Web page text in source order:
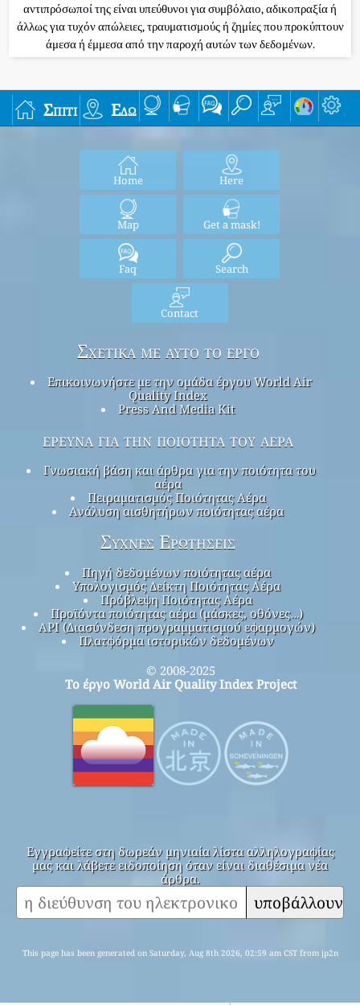
αντιπρόσωποί της είναι υπεύθυνοι για συμβόλαιο, αδικοπραξία ή
άλλως για τυχόν απώλειες, τραυματισμούς ή ζημίες που προκύπτουν
άμεσα ή έμμεσα από την παροχή αυτών των δεδομένων.
Σπίτι Εδώ
Home Here
Map Get a mask!
Faq Search
Contact
Σχετικά με αυτό το έργο
Επικοινωνήστε με την ομάδα έργου World Air
Quality Index
Press And Media Kit
έρευνα για την ποιότητα του αέρα
Γνωσιακή βάση και άρθρα για την ποιότητα του
αέρα
Πειραματισμός Ποιότητας Αέρα
Ανάλυση αισθητήρων ποιότητας αέρα
Συχνές Ερωτήσεις
Πηγή δεδομένων ποιότητας αέρα
Υπολογισμός Δείκτη Ποιότητας Αέρα
Πρόβλεψη Ποιότητας Αέρα
Προϊόντα ποιότητας αέρα (μάσκες, οθόνες…)
API (Διασύνδεση προγραμματισμού εφαρμογών)
Πλατφόρμα ιστορικών δεδομένων
© 2008-2025
Το έργο World Air Quality Index Project
Εγγραφείτε στη δωρεάν μηνιαία λίστα αλληλογραφίας
μας και λάβετε ειδοποίηση όταν είναι διαθέσιμα νέα
άρθρα.
υποβάλλουν
This page has been generated on Saturday, Aug 8th 2026, 02:59 am CST from jp2n